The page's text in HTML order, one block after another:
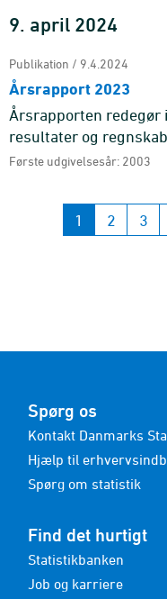
9. april 2024
Publikation / 9.4.2024
Årsrapport 2023
Årsrapporten redegør
resultater og
beretning, regnskab
Første udgivelsesår: 2003
1 2 3
Spørg os
Kontakt Danmarks
Hjælp til
Spørg om statistik
Find det hurtigt
Statistikbanken
Job og karriere